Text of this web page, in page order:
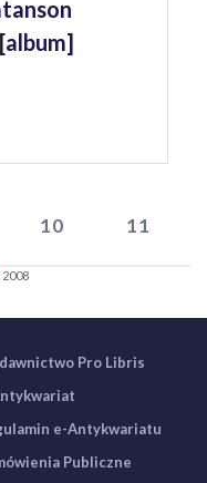
10 11
2008
Pro Libris
e-Antykwariatu
Publiczne